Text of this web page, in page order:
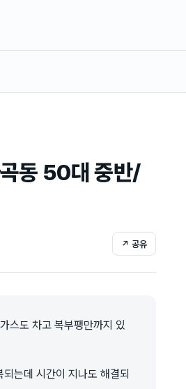
동 50대 중반/
↗ 공유
스도 차고 복부팽만까지 있
는데 시간이 지나도 해결되